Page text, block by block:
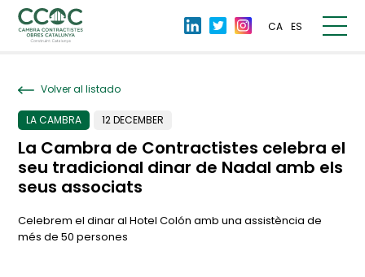
CA ES
Volver al listado
LA CAMBRA 12 DECEMBER
La Cambra de Contractistes celebra el
seu tradicional dinar de Nadal amb els
seus associats
Celebrem el dinar al Hotel Colón amb una assistència de
més de 50 persones